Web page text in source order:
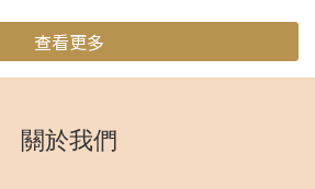
查看更多
關於我們